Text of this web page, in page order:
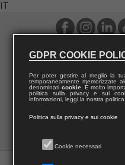
IT
GDPR COOKIE
Per poter gestire al meglio la
temporaneamente memorizzate
denominati cookie. È molto
politica sulla privacy e sui
informazioni, leggi la nostra
Politica sulla privacy e sui cookie
Cookie necessari